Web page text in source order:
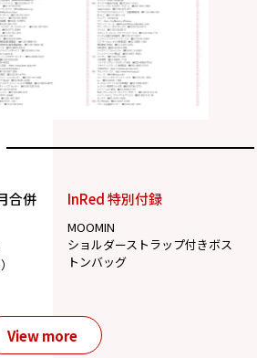
合併
InRed 特別付録
MOOMIN
ショルダーストラップ付きボス
トンバッグ
View more